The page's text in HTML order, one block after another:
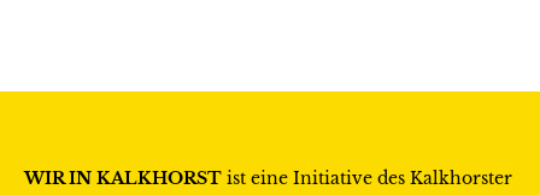
WIR IN KALKHORST ist eine Initiative des Kalkhorster